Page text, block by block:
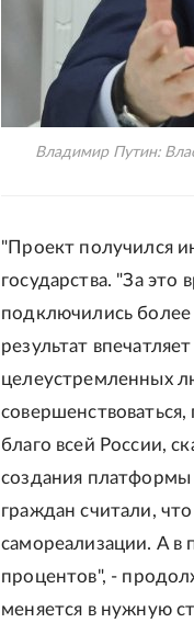
Владимир Путин:
"Проект получился
государства. "За
подключились
результат
целеустремленных
благо всей России,
создания платформы
граждан считали,
самореализации. А в
процентов", -
меняется в нужную